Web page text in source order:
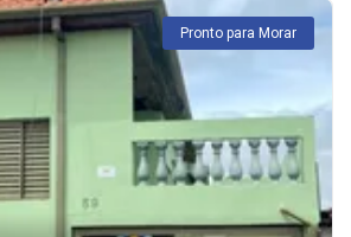
Pronto para Morar